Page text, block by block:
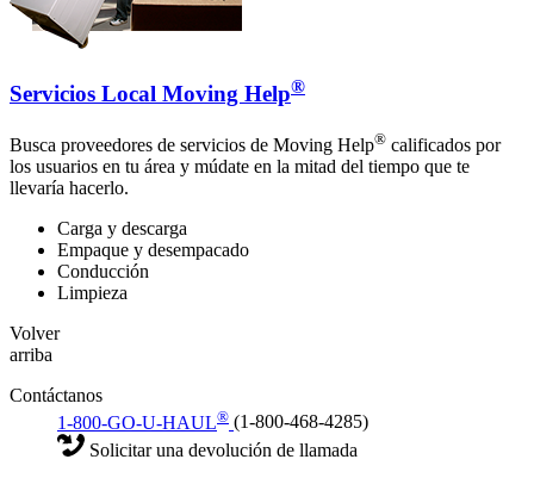
Servicios Local Moving Help®
Busca proveedores de servicios de Moving Help® calificados por
los usuarios en tu área y múdate en la mitad del tiempo que te
llevaría hacerlo.
Carga y descarga
Empaque y desempacado
Conducción
Limpieza
Volver
arriba
Contáctanos
1-800-GO-U-HAUL® (1-800-468-4285)
Solicitar una devolución de llamada